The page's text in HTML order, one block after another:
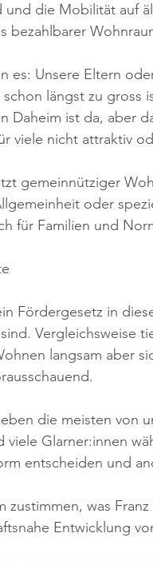
und die Mobilität auf
bezahlbarer
es: Unsere Eltern
längst zu gross
Daheim ist da, aber
viele nicht attraktiv
gemeinnütziger
oder
für Familien und
Fördergesetz in
Vergleichsweise
langsam aber
die meisten von
viele Glarner:innen
entscheiden und
zustimmen, was
Entwicklung